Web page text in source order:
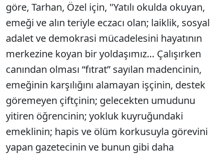
göre, Tarhan, Özel için, "Yatılı okulda okuyan,
emeği ve alın teriyle eczacı olan; laiklik, sosyal
adalet ve demokrasi mücadelesini hayatının
merkezine koyan bir yoldaşımız… Çalışırken
canından olması “fıtrat” sayılan madencinin,
emeğinin karşılığını alamayan işçinin, destek
göremeyen çiftçinin; gelecekten umudunu
yitiren öğrencinin; yokluk kuyruğundaki
emeklinin; hapis ve ölüm korkusuyla görevini
yapan gazetecinin ve bunun gibi daha